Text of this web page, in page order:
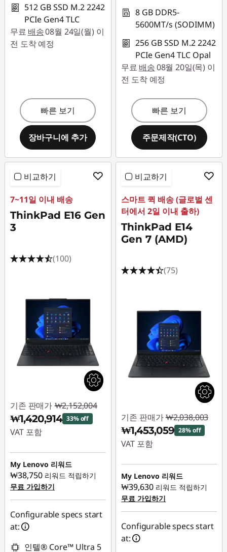
512 GB SSD M.2 2242
PCIe Gen4 TLC
무료 배송08월 24일(월) 이
전 도착 예정
빠른 보기
장바구니에 추가
8 GB DDR5-
5600MT/s (SODIMM)
256 GB SSD M.2 2242
PCIe Gen4 TLC Opal
무료 배송08월 20일(목) 이
전 도착 예정
빠른 보기
주문제작(CTO)
비교하기
7~11일 이내 배송
ThinkPad E16 Gen
3
(100)
기존 판매가 ₩2,152,004
₩1,420,914 33% off
VAT 포함
즉시 할인: :-
₩731,090
My Lenovo 리워드
₩38,750 리워드 적립하기
무료 가입하기
Configurable specs start
at:
인텔® Core™ Ultra 5
비교하기
스마트 퀵 배송 (글로벌 센
터에서 2일 이내 출하)
ThinkPad E14
Gen 7 (AMD)
(75)
기존 판매가 ₩2,038,003
₩1,453,059 28% off
VAT 포함
즉시 할인: :-
₩584,944
My Lenovo 리워드
₩39,630 리워드 적립하기
무료 가입하기
Configurable specs start
at: